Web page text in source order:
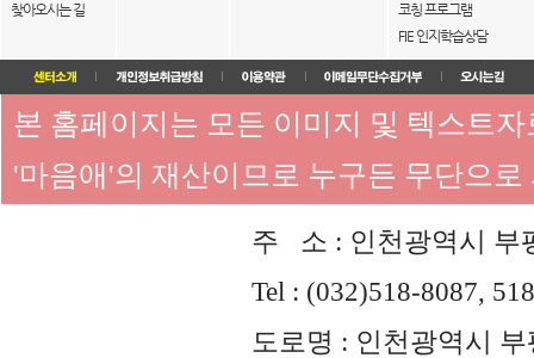
찾아오시는 길
코칭 프로그램
FIE 인지학습상담
본 홈페이지는 모든 이미지 및 텍스트
'마음애'의 재산이므로 누구든 무단으
주 소 : 인천광역시 부
Tel : (032)518-8087,
도로명 : 인천광역시